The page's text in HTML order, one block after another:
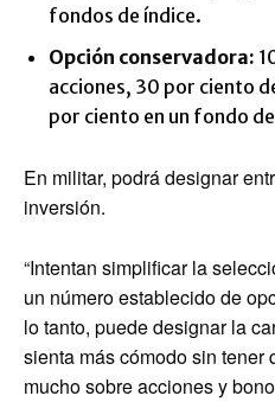
fondos de índice.
Opción conservadora:
acciones, 30 por ciento
por ciento en un fondo
En militar, podrá designar
inversión.
“Intentan simplificar la
un número establecido de
lo tanto, puede designar la
sienta más cómodo sin tener
mucho sobre acciones y